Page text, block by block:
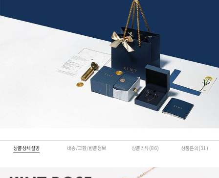
상품상세설명 배송/교환/반품정보 상품리뷰(86) 상품문의(31)